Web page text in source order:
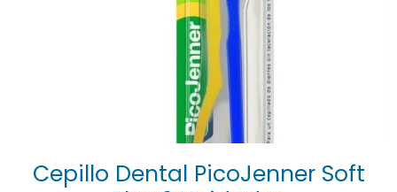
Cepillo Dental PicoJenner Soft
Test de autodiagnóstico
Alimentación